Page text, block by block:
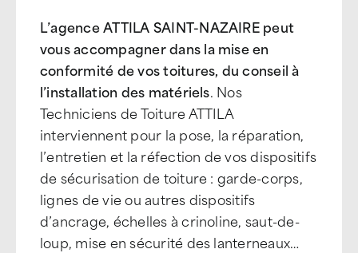
L’agence ATTILA SAINT-NAZAIRE peut
vous accompagner dans la mise en
conformité de vos toitures, du conseil à
l’installation des matériels. Nos
Techniciens de Toiture ATTILA
interviennent pour la pose, la réparation,
l’entretien et la réfection de vos dispositifs
de sécurisation de toiture : garde-corps,
lignes de vie ou autres dispositifs
d’ancrage, échelles à crinoline, saut-de-
loup, mise en sécurité des lanterneaux…